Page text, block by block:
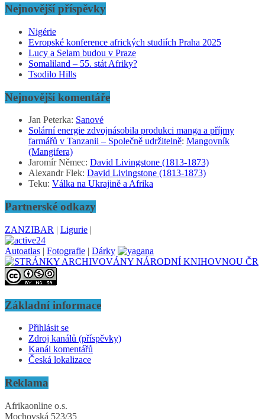
Nejnovější příspěvky
Nigérie
Evropské konference afrických studiích Praha 2025
Lucy a Selam budou v Praze
Somaliland – 55. stát Afriky?
Tsodilo Hills
Nejnovější komentáře
Jan Peterka: Sanové
Solární energie zdvojnásobila produkci manga a příjmy
farmářů v Tanzanii – Společně udržitelně: Mangovník
(Mangifera)
Jaromír Němec: David Livingstone (1813-1873)
Alexandr Flek: David Livingstone (1813-1873)
Teku: Válka na Ukrajině a Afrika
Partnerské odkazy
ZANZIBAR | Ligurie |
Autoatlas | Fotografie | Dárky
Základní informace
Přihlásit se
Zdroj kanálů (příspěvky)
Kanál komentářů
Česká lokalizace
Reklama
Afrikaonline o.s.
Mochovská 523/35